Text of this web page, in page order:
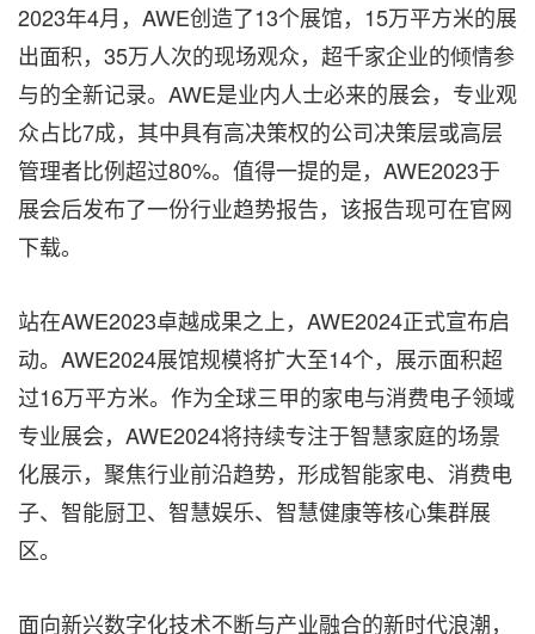
2023年4月，AWE创造了13个展馆，15万平方米的展
出面积，35万人次的现场观众，超千家企业的倾情参
与的全新记录。AWE是业内人士必来的展会，专业观
众占比7成，其中具有高决策权的公司决策层或高层
管理者比例超过80%。值得一提的是，AWE2023于
展会后发布了一份行业趋势报告，该报告现可在官网
下载。
站在AWE2023卓越成果之上，AWE2024正式宣布启
动。AWE2024展馆规模将扩大至14个，展示面积超
过16万平方米。作为全球三甲的家电与消费电子领域
专业展会，AWE2024将持续专注于智慧家庭的场景
化展示，聚焦行业前沿趋势，形成智能家电、消费电
子、智能厨卫、智慧娱乐、智慧健康等核心集群展
区。
面向新兴数字化技术不断与产业融合的新时代浪潮，